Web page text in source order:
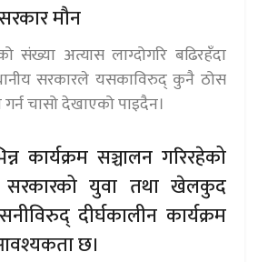
मौन
संख्या अत्यास लाग्दोगरि बढिरहँदा
सरकारले यसकाविरुद् कुनै ठोस
गर्न चासो देखाएको पाइदैन।
कार्यक्रम सञ्चालन गरिरहेको
सरकारको युवा तथा खेलकुद
दीर्घकालीन कार्यक्रम
छ।